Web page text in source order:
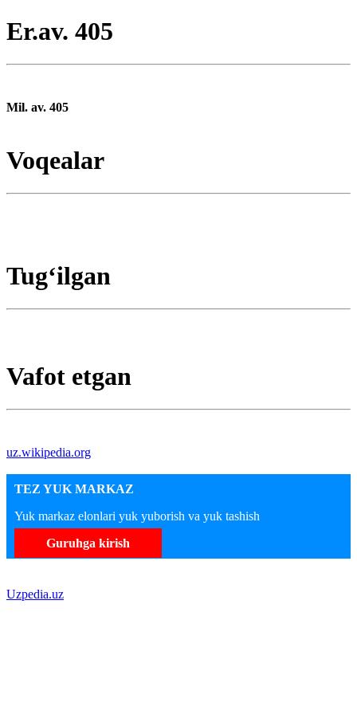
Er.av. 405
Mil. av. 405
Voqealar
Tugʻilgan
Vafot etgan
uz.wikipedia.org
TEZ YUK MARKAZ
Yuk markaz elonlari yuk yuborish va yuk tashish
Guruhga kirish
Uzpedia.uz